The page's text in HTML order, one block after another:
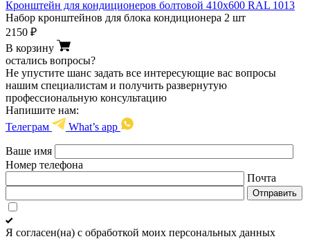
Кронштейн для кондиционеров болтовой 410х600 RAL 1013
Набор кронштейнов для блока кондиционера 2 шт
2150 ₽
В корзину
остались вопросы?
Не упустите шанс задать все интересующие вас вопросы
нашим специалистам и получить развернутую
профессиональную консультацию
Напишите нам:
Телеграм
What’s app
Ваше имя
Номер телефона
Почта
Я согласен(на) с обработкой моих персональных данных